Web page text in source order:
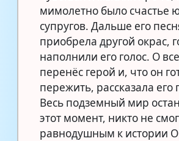
мимолетно было счастье
супругов. Дальше его
приобрела другой окрас,
наполнили его голос. О
перенёс герой и, что он
пережить, рассказала его
Весь подземный мир
этот момент, никто не
равнодушным к истории